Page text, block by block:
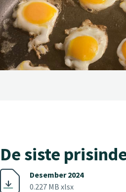
De siste
Desember 2024
0.227 MB xlsx